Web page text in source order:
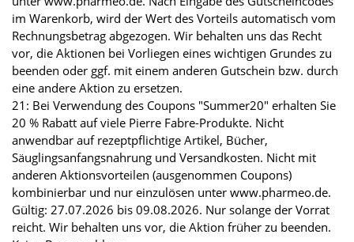
im Warenkorb, wird der Wert des Vorteils automatisch vom
Rechnungsbetrag abgezogen. Wir behalten uns das Recht
vor, die Aktionen bei Vorliegen eines wichtigen Grundes zu
beenden oder ggf. mit einem anderen Gutschein bzw. durch
eine andere Aktion zu ersetzen.
21: Bei Verwendung des Coupons "Summer20" erhalten Sie
20 % Rabatt auf viele Pierre Fabre-Produkte. Nicht
anwendbar auf rezeptpflichtige Artikel, Bücher,
Säuglingsanfangsnahrung und Versandkosten. Nicht mit
anderen Aktionsvorteilen (ausgenommen Coupons)
kombinierbar und nur einzulösen unter www.pharmeo.de.
Gültig: 27.07.2026 bis 09.08.2026. Nur solange der Vorrat
reicht. Wir behalten uns vor, die Aktion früher zu beenden.